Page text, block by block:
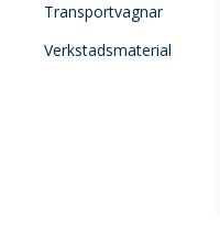
Transportvagnar
Verkstadsmaterial